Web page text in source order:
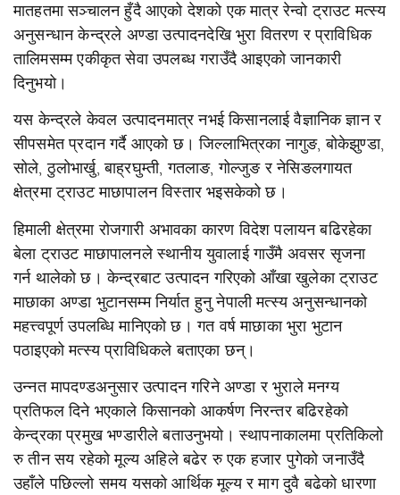
मातहतमा सञ्चालन हुँदै आएको देशको एक मात्र रेन्वो ट्राउट मत्स्य
अनुसन्धान केन्द्रले अण्डा उत्पादनदेखि भुरा वितरण र प्राविधिक
तालिमसम्म एकीकृत सेवा उपलब्ध गराउँदै आइएको जानकारी
दिनुभयो।
यस केन्द्रले केवल उत्पादनमात्र नभई किसानलाई वैज्ञानिक ज्ञान र
सीपसमेत प्रदान गर्दै आएको छ। जिल्लाभित्रका नागुङ, बोकेझुण्डा,
सोले, ठुलोभार्खु, बाह्रघुम्ती, गतलाङ, गोल्जुङ र नेसिङलगायत
क्षेत्रमा ट्राउट माछापालन विस्तार भइसकेको छ।
हिमाली क्षेत्रमा रोजगारी अभावका कारण विदेश पलायन बढिरहेका
बेला ट्राउट माछापालनले स्थानीय युवालाई गाउँमै अवसर सृजना
गर्न थालेको छ। केन्द्रबाट उत्पादन गरिएको आँखा खुलेका ट्राउट
माछाका अण्डा भुटानसम्म निर्यात हुनु नेपाली मत्स्य अनुसन्धानको
महत्त्वपूर्ण उपलब्धि मानिएको छ। गत वर्ष माछाका भुरा भुटान
पठाइएको मत्स्य प्राविधिकले बताएका छन्।
उन्नत मापदण्डअनुसार उत्पादन गरिने अण्डा र भुराले मनग्य
प्रतिफल दिने भएकाले किसानको आकर्षण निरन्तर बढिरहेको
केन्द्रका प्रमुख भण्डारीले बताउनुभयो। स्थापनाकालमा प्रतिकिलो
रु तीन सय रहेको मूल्य अहिले बढेर रु एक हजार पुगेको जनाउँदै
उहाँले पछिल्लो समय यसको आर्थिक मूल्य र माग दुवै बढेको धारणा